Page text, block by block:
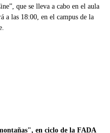
que se lleva a cabo en el aula
a las 18:00, en el campus de la
en ciclo de la FADA